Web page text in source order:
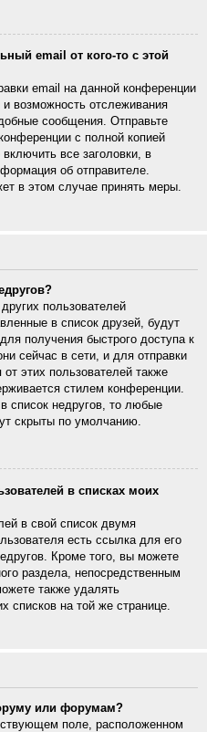
email от кого-то с этой
email на данной конференции
возможность отслеживания
сообщения. Отправьте
с полной копией
все заголовки, в
об отправителе.
в этом случае принять меры.
пользователей
в список друзей, будут
получения быстрого доступа к
сейчас в сети, и для отправки
этих пользователей также
стилем конференции.
список недругов, то любые
скрыты по умолчанию.
в списках моих
в свой список двумя
есть ссылка для его
Кроме того, вы можете
раздела, непосредственным
также удалять
списков на той же странице.
или форумам?
поле, расположенном